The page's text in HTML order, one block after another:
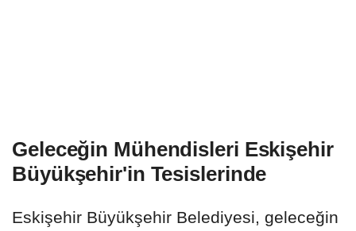
Geleceğin Mühendisleri Eskişehir
Büyükşehir'in Tesislerinde
Eskişehir Büyükşehir Belediyesi, geleceğin